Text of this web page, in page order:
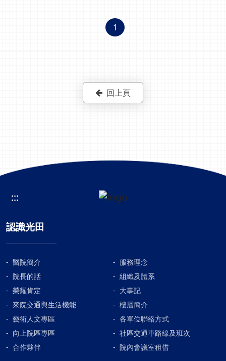
1
回上頁
:::
認識光田
醫院簡介
服務理念
院長的話
組織及體系
榮耀肯定
大事記
來院交通與生活機能
樓層簡介
藝術人文專區
各單位聯絡方式
向上院區專區
社區交通車路線及班次
合作夥伴
院內會議室租借